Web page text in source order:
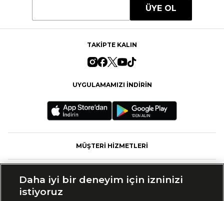
ÜYE OL
TAKİPTE KALIN
UYGULAMAMIZI İNDİRİN
MÜŞTERİ HİZMETLERİ
Daha iyi bir deneyim için izninizi
istiyoruz